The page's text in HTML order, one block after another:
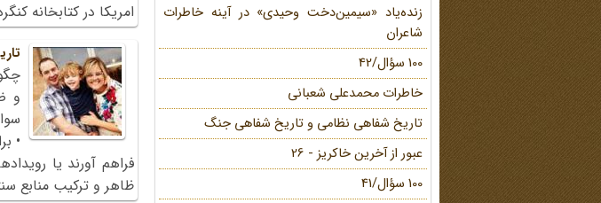
امریکا در کتابخانه
و
•
فراهم آورند یا
ظاهر و ترکیب منابع
زنده‌یاد «سیمین‌دخت وحیدی» در آینه خاطرات
شاعران
100 سؤال/42
خاطرات محمد‌علی شعبانی
تاریخ شفاهی نظامی و تاریخ شفاهی جنگ
عبور از آخرین خاکریز - 26
100 سؤال/41